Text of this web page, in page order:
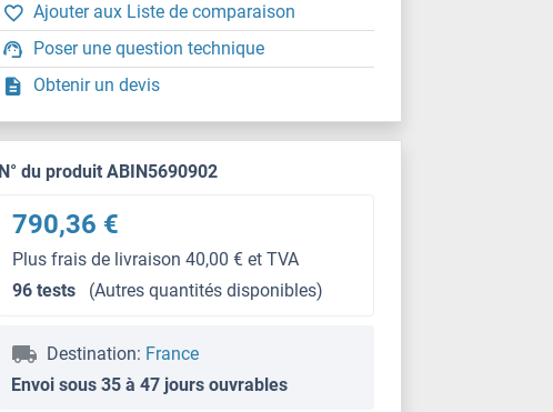
Ajouter aux Liste de comparaison
Poser une question technique
Obtenir un devis
N° du produit ABIN5690902
790,36 €
Plus frais de livraison 40,00 € et TVA
96 tests
(Autres quantités disponibles)
Destination: France
Envoi sous 35 à 47 jours ouvrables